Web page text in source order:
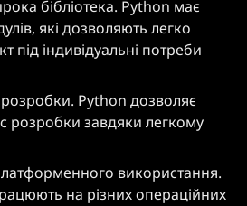
бібліотека. Python має
які дозволяють легко
під індивідуальні потреби
Python дозволяє
розробки завдяки легкому
використання.
на різних операційних